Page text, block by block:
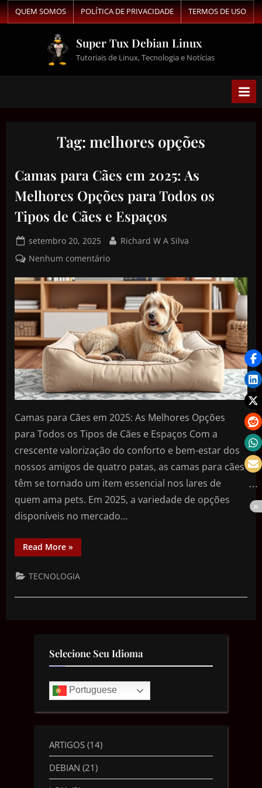
QUEM SOMOS POLÍTICA DE PRIVACIDADE TERMOS DE USO
Super Tux Debian Linux
Tutoriais de Linux, Tecnologia e Notícias
Tag: melhores opções
Camas para Cães em 2025: As
Melhores Opções para Todos os
Tipos de Cães e Espaços
setembro 20, 2025
Richard W A Silva
Nenhum comentário
Camas para Cães em 2025: As Melhores Opções
para Todos os Tipos de Cães e Espaços Com a
crescente valorização do conforto e bem-estar dos
nossos amigos de quatro patas, as camas para cães
têm se tornado um item essencial nos lares de
quem ama pets. Em 2025, a variedade de opções
disponíveis no mercado…
Read More »
TECNOLOGIA
Selecione Seu Idioma
Portuguese
ARTIGOS (14)
DEBIAN (21)